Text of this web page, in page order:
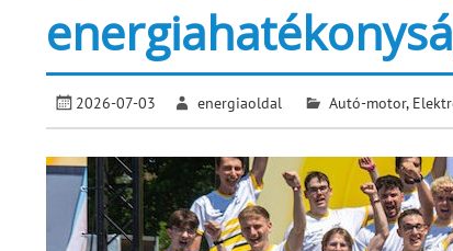
2026-07-03 energiaoldal Autó-motor,